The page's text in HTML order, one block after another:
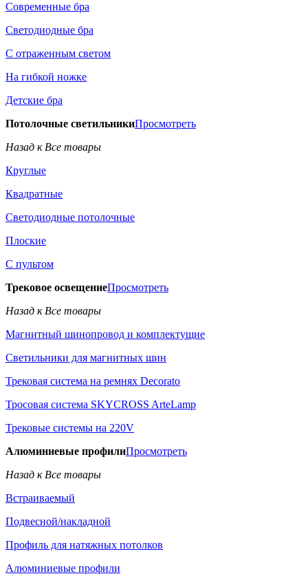
Современные бра
Светодиодные бра
С отраженным светом
На гибкой ножке
Детские бра
Потолочные светильникиПросмотреть
Назад к Все товары
Круглые
Квадратные
Светодиодные потолочные
Плоские
С пультом
Трековое освещениеПросмотреть
Назад к Все товары
Магнитный шинопровод и комплектущие
Светильники для магнитных шин
Трековая система на ремнях Decorato
Тросовая система SKYCROSS ArteLamp
Трековые системы на 220V
Алюминиевые профилиПросмотреть
Назад к Все товары
Встраиваемый
Подвесной/накладной
Профиль для натяжных потолков
Алюминиевые профили